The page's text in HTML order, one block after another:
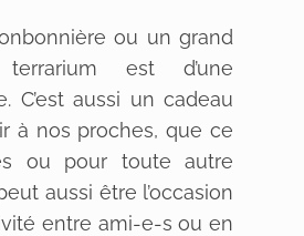
ou un grand
est d’une
C’est aussi un cadeau
à nos proches, que ce
ou pour toute autre
aussi être l’occasion
entre ami-e-s ou en